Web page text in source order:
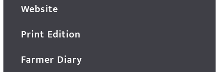
Website
Print Edition
Farmer Diary